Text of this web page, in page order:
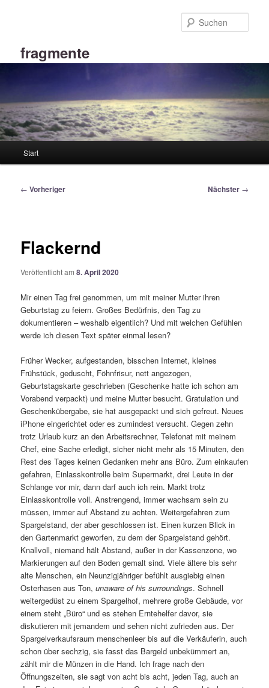
fragmente
Start
Beitragsnavigation
← Vorheriger Nächster →
Flackernd
Veröffentlicht am8. April 2020
Mir einen Tag frei genommen, um mit meiner Mutter ihren
Geburtstag zu feiern. Großes Bedürfnis, den Tag zu
dokumentieren – weshalb eigentlich? Und mit welchen Gefühlen
werde ich diesen Text später einmal lesen?
Früher Wecker, aufgestanden, bisschen Internet, kleines
Frühstück, geduscht, Föhnfrisur, nett angezogen,
Geburtstagskarte geschrieben (Geschenke hatte ich schon am
Vorabend verpackt) und meine Mutter besucht. Gratulation und
Geschenkübergabe, sie hat ausgepackt und sich gefreut. Neues
iPhone eingerichtet oder es zumindest versucht. Gegen zehn
trotz Urlaub kurz an den Arbeitsrechner, Telefonat mit meinem
Chef, eine Sache erledigt, sicher nicht mehr als 15 Minuten, den
Rest des Tages keinen Gedanken mehr ans Büro. Zum einkaufen
gefahren, Einlasskontrolle beim Supermarkt, drei Leute in der
Schlange vor mir, dann darf auch ich rein. Markt trotz
Einlasskontrolle voll. Anstrengend, immer wachsam sein zu
müssen, immer auf Abstand zu achten. Weitergefahren zum
Spargelstand, der aber geschlossen ist. Einen kurzen Blick in
den Gartenmarkt geworfen, zu dem der Spargelstand gehört.
Knallvoll, niemand hält Abstand, außer in der Kassenzone, wo
Markierungen auf den Boden gemalt sind. Viele ältere bis sehr
alte Menschen, ein Neunzigjähriger befühlt ausgiebig einen
Osterhasen aus Ton,unaware of his surroundings. Schnell
weitergedüst zu einem Spargelhof, mehrere große Gebäude, vor
einem steht „Büro“ und es stehen Erntehelfer davor, sie
diskutieren mit jemandem und sehen nicht zufrieden aus. Der
Spargelverkaufsraum menschenleer bis auf die Verkäuferin, auch
schon über sechzig, sie fasst das Bargeld unbekümmert an,
zählt mir die Münzen in die Hand. Ich frage nach den
Öffnungszeiten, sie sagt von acht bis acht, jeden Tag, auch an